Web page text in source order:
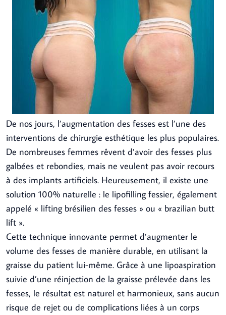
De nos jours, l’augmentation des fesses est l’une des
interventions de chirurgie esthétique les plus populaires.
De nombreuses femmes rêvent d’avoir des fesses plus
galbées et rebondies, mais ne veulent pas avoir recours
à des implants artificiels. Heureusement, il existe une
solution 100% naturelle : le lipofilling fessier, également
appelé « lifting brésilien des fesses » ou « brazilian butt
lift ».
Cette technique innovante permet d’augmenter le
volume des fesses de manière durable, en utilisant la
graisse du patient lui-même. Grâce à une lipoaspiration
suivie d’une réinjection de la graisse prélevée dans les
fesses, le résultat est naturel et harmonieux, sans aucun
risque de rejet ou de complications liées à un corps